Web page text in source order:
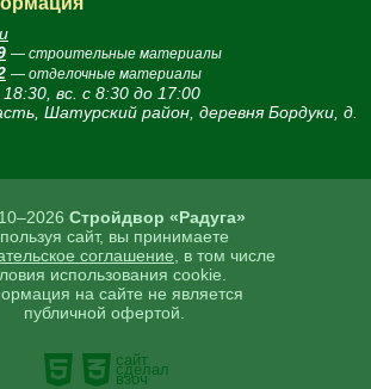
Стройдвор «Радуга»
сайт, вы принимаете
соглашение , в том числе
использования cookie.
на сайте не является
публичной офертой.
— строительные материалы
— отделочные материалы
вс. с 8:30 до 17:00
Шатурский район, деревня Бордуки, д.